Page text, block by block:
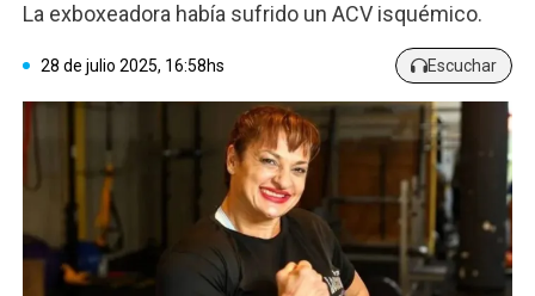
La exboxeadora había sufrido un ACV isquémico.
28 de julio 2025, 16:58hs Escuchar